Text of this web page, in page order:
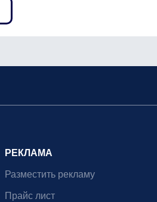
РЕКЛАМА
Разместить рекламу
Прайс лист